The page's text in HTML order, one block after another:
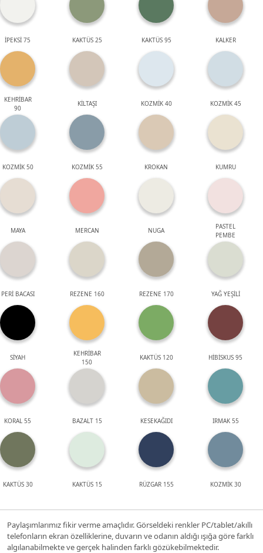
İPEKSİ 75 KAKTÜS 25 KAKTÜS 95 KALKER
KEHRİBAR
90
KİLTAŞI KOZMİK 40 KOZMİK 45
KOZMİK 50 KOZMİK 55 KROKAN KUMRU
MAYA MERCAN NUGA
PASTEL
PEMBE
PERİ BACASI REZENE 160 REZENE 170 YAĞ YEŞİLİ
SİYAH
KEHRİBAR
150
KAKTÜS 120 HİBİSKUS 95
KORAL 55 BAZALT 15 KESEKAĞIDI IRMAK 55
KAKTÜS 30 KAKTÜS 15 RÜZGAR 155 KOZMİK 30
Paylaşımlarımız fikir verme amaçlıdır. Görseldeki renkler PC/tablet/akıllı
telefonların ekran özelliklerine, duvarın ve odanın aldığı ışığa göre farklı
algılanabilmekte ve gerçek halinden farklı gözükebilmektedir.